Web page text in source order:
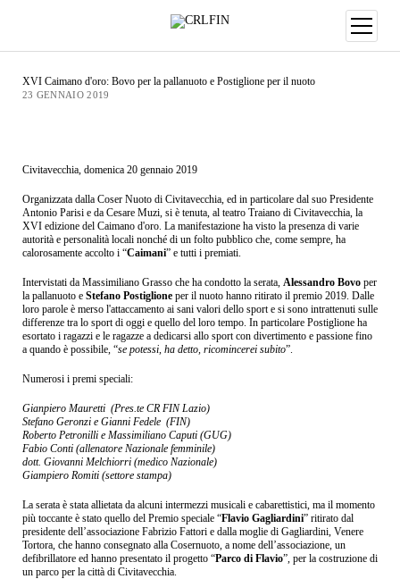
XVI Caimano d'oro: Bovo per la pallanuoto e Postiglione per il nuoto
23 GENNAIO 2019
Civitavecchia, domenica 20 gennaio 2019
Organizzata dalla Coser Nuoto di Civitavecchia, ed in particolare dal suo Presidente
Antonio Parisi e da Cesare Muzi, si è tenuta, al teatro Traiano di Civitavecchia, la
XVI edizione del Caimano d'oro. La manifestazione ha visto la presenza di varie
autorità e personalità locali nonché di un folto pubblico che, come sempre, ha
calorosamente accolto i “Caimani” e tutti i premiati.
Intervistati da Massimiliano Grasso che ha condotto la serata, Alessandro Bovoper
la pallanuoto e Stefano Postiglioneper il nuoto hanno ritirato il premio 2019. Dalle
loro parole è merso l'attaccamento ai sani valori dello sport e si sono intrattenuti sulle
differenze tra lo sport di oggi e quello del loro tempo. In particolare Postiglione ha
esortato i ragazzi e le ragazze a dedicarsi allo sport con divertimento e passione fino
a quando è possibile, “se potessi, ha detto, ricomincerei subito”.
Numerosi i premi speciali:
Gianpiero Mauretti (Pres.te CR FIN Lazio)
Stefano Geronzi e Gianni Fedele (FIN)
Roberto Petronilli e Massimiliano Caputi (GUG)
Fabio Conti (allenatore Nazionale femminile)
dott. Giovanni Melchiorri (medico Nazionale)
Giampiero Romiti (settore stampa)
La serata è stata allietata da alcuni intermezzi musicali e cabarettistici, ma il momento
più toccante è stato quello del Premio speciale “Flavio Gagliardini” ritirato dal
presidente dell’associazione Fabrizio Fattori e dalla moglie di Gagliardini, Venere
Tortora, che hanno consegnato alla Cosernuoto, a nome dell’associazione, un
defibrillatore ed hanno presentato il progetto “Parco di Flavio”, per la costruzione di
un parco per la città di Civitavecchia.